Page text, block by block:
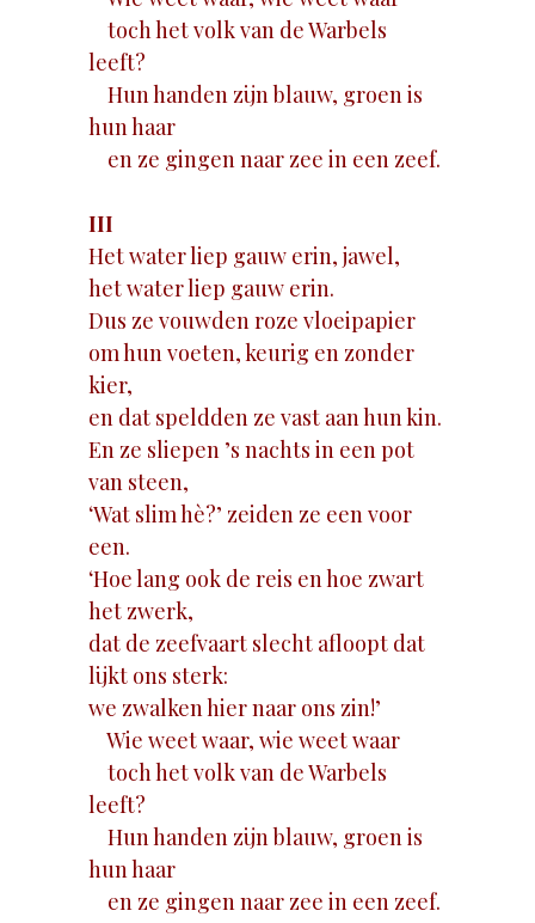
toch het volk van de Warbels
leeft?
Hun handen zijn blauw, groen is
hun haar
en ze gingen naar zee in een zeef.
III
Het water liep gauw erin, jawel,
het water liep gauw erin.
Dus ze vouwden roze vloeipapier
om hun voeten, keurig en zonder
kier,
en dat speldden ze vast aan hun kin.
En ze sliepen ’s nachts in een pot
van steen,
‘Wat slim hè?’ zeiden ze een voor
een.
‘Hoe lang ook de reis en hoe zwart
het zwerk,
dat de zeefvaart slecht afloopt dat
lijkt ons sterk:
we zwalken hier naar ons zin!’
Wie weet waar, wie weet waar
toch het volk van de Warbels
leeft?
Hun handen zijn blauw, groen is
hun haar
en ze gingen naar zee in een zeef.